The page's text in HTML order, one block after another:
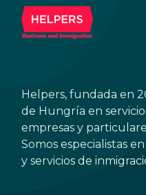
Helpers, fundada en
de Hungría en
empresas y
Somos especialistas
y servicios de